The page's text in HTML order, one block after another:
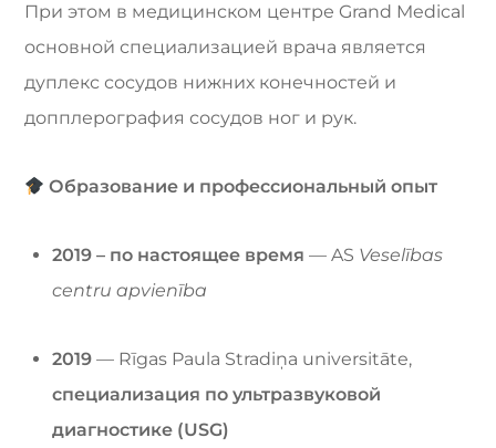
При этом в медицинском центре Grand Medical
основной специализацией врача является
дуплекс сосудов нижних конечностей и
допплерография сосудов ног и рук.
Образование и профессиональный опыт
2019 – по настоящее время — AS Veselības
centru apvienība
2019 — Rīgas Paula Stradiņa universitāte,
специализация по ультразвуковой
диагностике (USG)